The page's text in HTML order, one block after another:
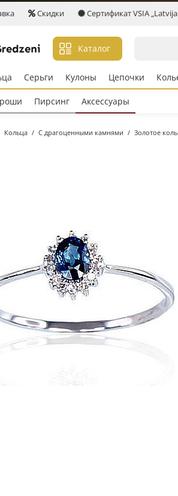
Скидки Сертификат VSIA
Каталог
Серьги Кулоны Цепочки
Пирсинг Аксессуары
Кольцa С драгоценными камнями Золотое